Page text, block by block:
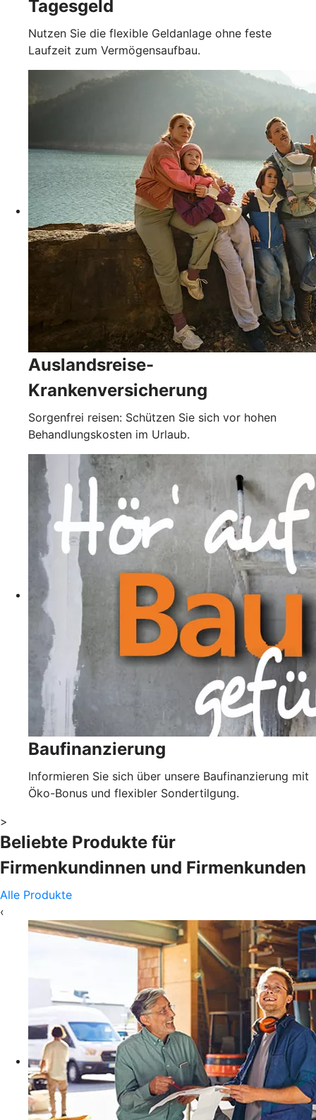
Tagesgeld
Nutzen Sie die flexible Geldanlage ohne feste
Laufzeit zum Vermögensaufbau.
Auslandsreise-
Krankenversicherung
Sorgenfrei reisen: Schützen Sie sich vor hohen
Behandlungskosten im Urlaub.
Baufinanzierung
Informieren Sie sich über unsere Baufinanzierung mit
Öko-Bonus und flexibler Sondertilgung.
>
Beliebte Produkte für
Firmenkundinnen und Firmenkunden
Alle Produkte
‹